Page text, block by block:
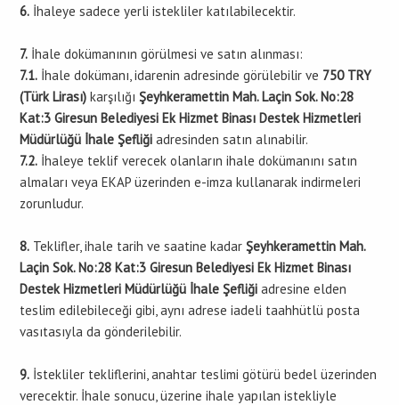
6. İhaleye sadece yerli istekliler katılabilecektir.
7. İhale dokümanının görülmesi ve satın alınması:
7.1. İhale dokümanı, idarenin adresinde görülebilir ve 750 TRY
(Türk Lirası) karşılığı Şeyhkeramettin Mah. Laçin Sok. No:28
Kat:3 Giresun Belediyesi Ek Hizmet Binası Destek Hizmetleri
Müdürlüğü İhale Şefliği adresinden satın alınabilir.
7.2. İhaleye teklif verecek olanların ihale dokümanını satın
almaları veya EKAP üzerinden e-imza kullanarak indirmeleri
zorunludur.
8. Teklifler, ihale tarih ve saatine kadar Şeyhkeramettin Mah.
Laçin Sok. No:28 Kat:3 Giresun Belediyesi Ek Hizmet Binası
Destek Hizmetleri Müdürlüğü İhale Şefliği adresine elden
teslim edilebileceği gibi, aynı adrese iadeli taahhütlü posta
vasıtasıyla da gönderilebilir.
9. İstekliler tekliflerini, anahtar teslimi götürü bedel üzerinden
verecektir. İhale sonucu, üzerine ihale yapılan istekliyle